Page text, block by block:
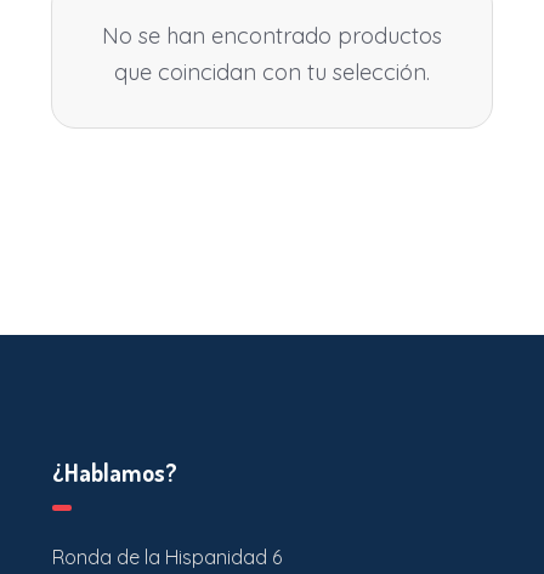
No se han encontrado productos
que coincidan con tu selección.
¿Hablamos?
Ronda de la Hispanidad 6